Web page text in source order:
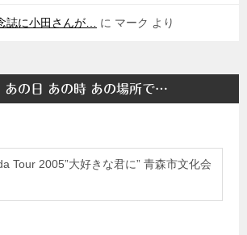
に小田さんが… に マーク より
の日 あの時 あの場所で…
Tour 2005”大好きな君に” 青森市文化会